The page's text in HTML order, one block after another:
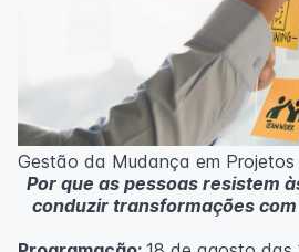
Casos práticos de melhoria em
administrativos e operacionais;
Próximos passos na jornada
Metodologia
100% da carga horária do curso
aulas ao vivo.
As aulas podem ser assistidas
ou tablet.
Gestão da Mudança em Projetos
Por que as pessoas resistem
conduzir transformações